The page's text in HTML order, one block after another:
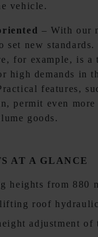
vehicle.
– With our
set new
for example, is a
high demands in
features,
permit even
goods.
AT A GLANCE
heights from 880
roof
adjustment of